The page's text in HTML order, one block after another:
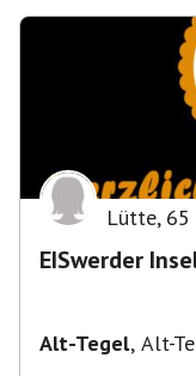
Lütte, 65
EISwerder
Alt-Tegel, Alt-